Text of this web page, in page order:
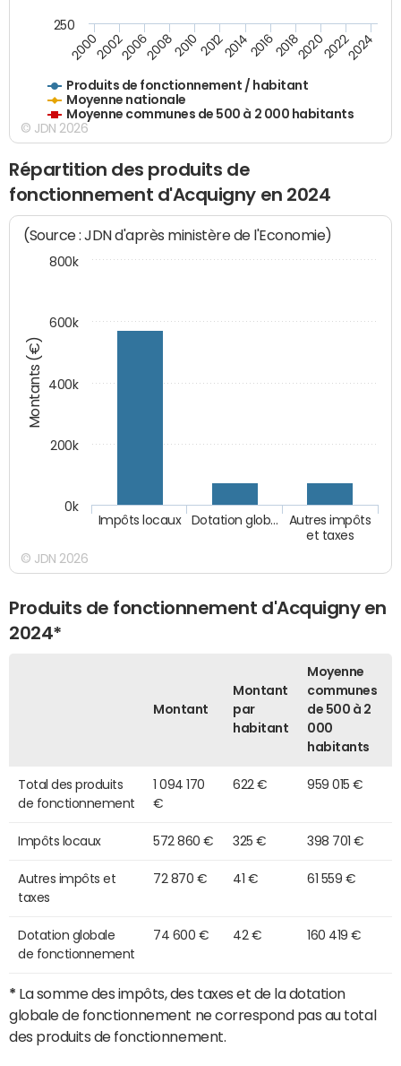
Produits de fonctionnement / habitant
Moyenne nationale
Moyenne communes de 500 à 2 000 habitants
200020022006200820102012201420162018202020222024
250
© JDN 2026
Répartition des produits de
fonctionnement d'Acquigny en 2024
Montants (€)
(Source : JDN d'après ministère de l'Economie)
Autres impôts
et taxes
Dotation glob…
Impôts locaux
0k
200k
400k
600k
800k
© JDN 2026
Produits de fonctionnement d'Acquigny en
2024*
Montant
Montant
par
habitant
Moyenne
communes
de 500 à 2
000
habitants
Total des produits
de fonctionnement
1 094 170
€
622 € 959 015 €
Impôts locaux 572 860 € 325 € 398 701 €
Autres impôts et
taxes
72 870 € 41 € 61 559 €
Dotation globale
de fonctionnement
74 600 € 42 € 160 419 €
* La somme des impôts, des taxes et de la dotation
globale de fonctionnement ne correspond pas au total
des produits de fonctionnement.